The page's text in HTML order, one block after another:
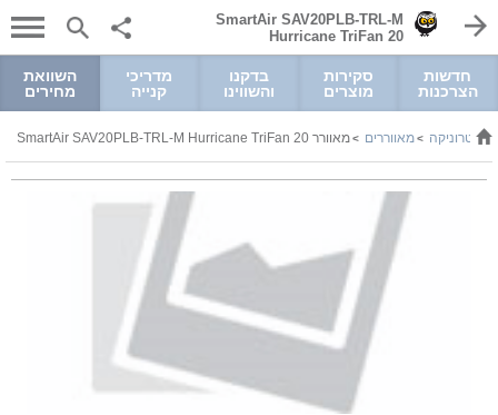
SmartAir SAV20PLB-TRL-M
Hurricane TriFan 20
חדשות
הצרכנות
סקירות
מוצרים
בדקנו
והשווינו
מדריכי
קנייה
השוואת
מחירים
>מאווררים >מאוורר SmartAir SAV20PLB-TRL-M Hurricane TriFan 20